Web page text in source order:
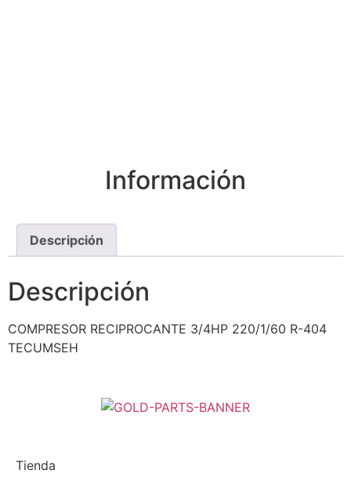
Información
Descripción
Descripción
COMPRESOR RECIPROCANTE 3/4HP 220/1/60 R-404
TECUMSEH
Tienda